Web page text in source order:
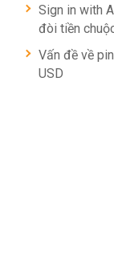
Sign in with
đòi tiền
Vấn đề về
USD